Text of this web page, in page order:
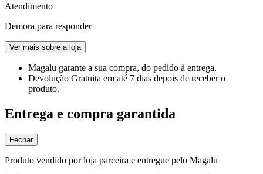
Atendimento
Demora para responder
Ver mais sobre a loja
Magalu garante a sua compra, do pedido à entrega.
Devolução Gratuita em até 7 dias depois de receber o
produto.
Entrega e compra garantida
Fechar
Produto vendido por loja parceira e entregue pelo Magalu